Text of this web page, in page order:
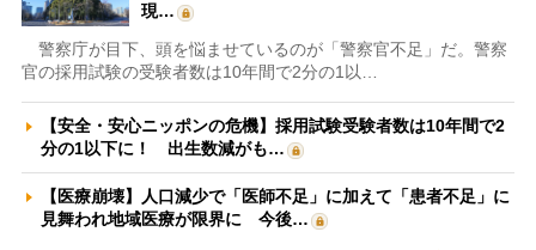
現…
警察庁が目下、頭を悩ませているのが「警察官不足」だ。警察
官の採用試験の受験者数は10年間で2分の1以…
【安全・安心ニッポンの危機】採用試験受験者数は10年間で2
分の1以下に！ 出生数減がも…
【医療崩壊】人口減少で「医師不足」に加えて「患者不足」に
見舞われ地域医療が限界に 今後…